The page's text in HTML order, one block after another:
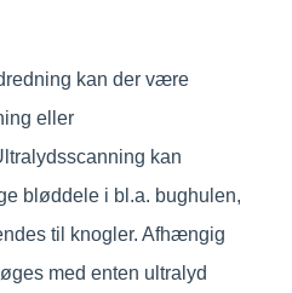
kan der være
eller
kan
bløddele i bl.a. bughulen,
til knogler. Afhængig
med enten ultralyd